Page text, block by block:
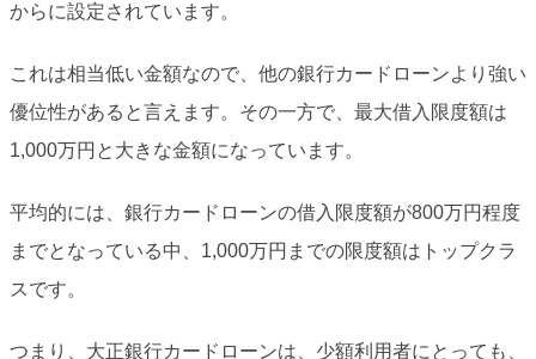
からに設定されています。
これは相当低い金額なので、他の銀行カードローンより強い
優位性があると言えます。その一方で、最大借入限度額は
1,000万円と大きな金額になっています。
平均的には、銀行カードローンの借入限度額が800万円程度
までとなっている中、1,000万円までの限度額はトップクラ
スです。
つまり、大正銀行カードローンは、少額利用者にとっても、